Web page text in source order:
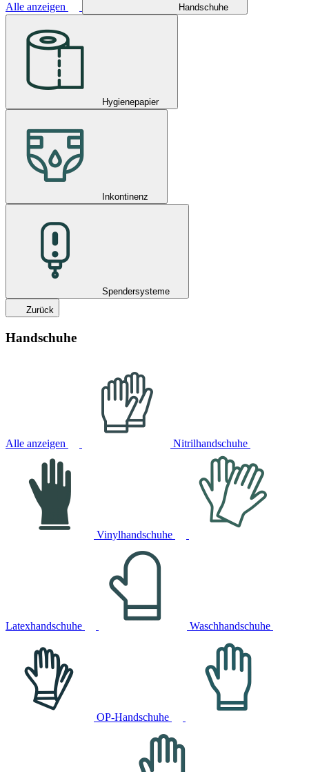
Alle anzeigen Handschuhe
Hygienepapier
Inkontinenz
Spendersysteme
Zurück
Handschuhe
Alle anzeigen Nitrilhandschuhe
Vinylhandschuhe
Latexhandschuhe Waschhandschuhe
OP-Handschuhe